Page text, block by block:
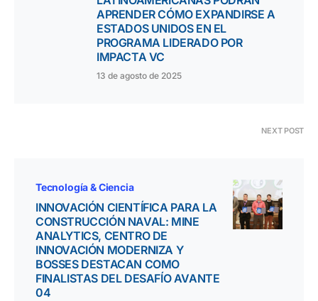
APRENDER CÓMO EXPANDIRSE A
ESTADOS UNIDOS EN EL
PROGRAMA LIDERADO POR
IMPACTA VC
13 de agosto de 2025
NEXT POST
Tecnología & Ciencia
INNOVACIÓN CIENTÍFICA PARA LA
CONSTRUCCIÓN NAVAL: MINE
ANALYTICS, CENTRO DE
INNOVACIÓN MODERNIZA Y
BOSSES DESTACAN COMO
FINALISTAS DEL DESAFÍO AVANTE
04